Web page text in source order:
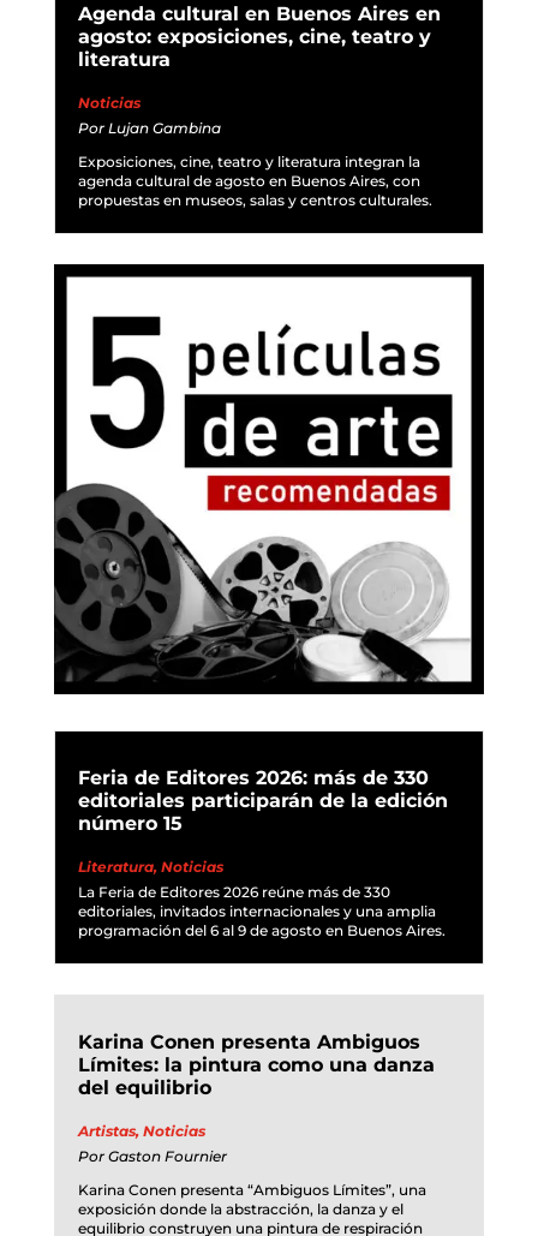
Agenda cultural en Buenos Aires en
agosto: exposiciones, cine, teatro y
literatura
Noticias
Por Lujan Gambina
Exposiciones, cine, teatro y literatura integran la
agenda cultural de agosto en Buenos Aires, con
propuestas en museos, salas y centros culturales.
Feria de Editores 2026: más de 330
editoriales participarán de la edición
número 15
Literatura, Noticias
La Feria de Editores 2026 reúne más de 330
editoriales, invitados internacionales y una amplia
programación del 6 al 9 de agosto en Buenos Aires.
Karina Conen presenta Ambiguos
Límites: la pintura como una danza
del equilibrio
Artistas, Noticias
Por Gaston Fournier
Karina Conen presenta “Ambiguos Límites”, una
exposición donde la abstracción, la danza y el
equilibrio construyen una pintura de respiración